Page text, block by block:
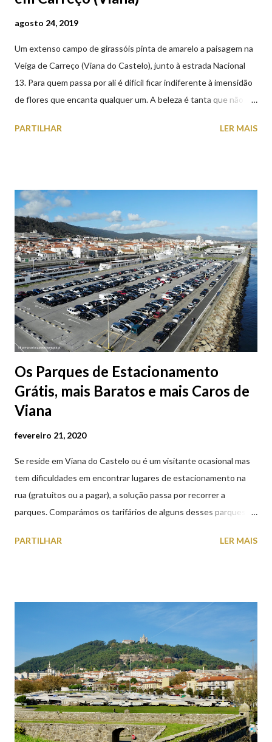
agosto 24, 2019
Um extenso campo de girassóis pinta de amarelo a paisagem na
Veiga de Carreço (Viana do Castelo), junto à estrada Nacional
13. Para quem passa por ali é difícil ficar indiferente à imensidão
de flores que encanta qualquer um. A beleza é tanta que não
aproveite a paisagem como cenário para tirar algumas
PARTILHAR LER MAIS
Os Parques de Estacionamento
Grátis, mais Baratos e mais Caros de
Viana
fevereiro 21, 2020
Se reside em Viana do Castelo ou é um visitante ocasional mas
tem dificuldades em encontrar lugares de estacionamento na
rua (gratuitos ou a pagar), a solução passa por recorrer a
parques. Comparámos os tarifários de alguns desses parques de
subterrâneos) perto do centro da cidade (entenda-se por
subterrâneos. O Parque da Estação Viana Shopping é grátis de
2ª a 5ª feira a partir das 20:00 (DIAS ÚTEIS)
PARTILHAR LER MAIS